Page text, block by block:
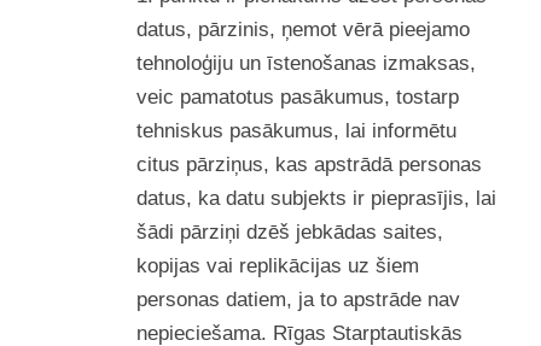
datus, pārzinis, ņemot vērā pieejamo
tehnoloģiju un īstenošanas izmaksas,
veic pamatotus pasākumus, tostarp
tehniskus pasākumus, lai informētu
citus pārziņus, kas apstrādā personas
datus, ka datu subjekts ir pieprasījis, lai
šādi pārziņi dzēš jebkādas saites,
kopijas vai replikācijas uz šiem
personas datiem, ja to apstrāde nav
nepieciešama. Rīgas Starptautiskās